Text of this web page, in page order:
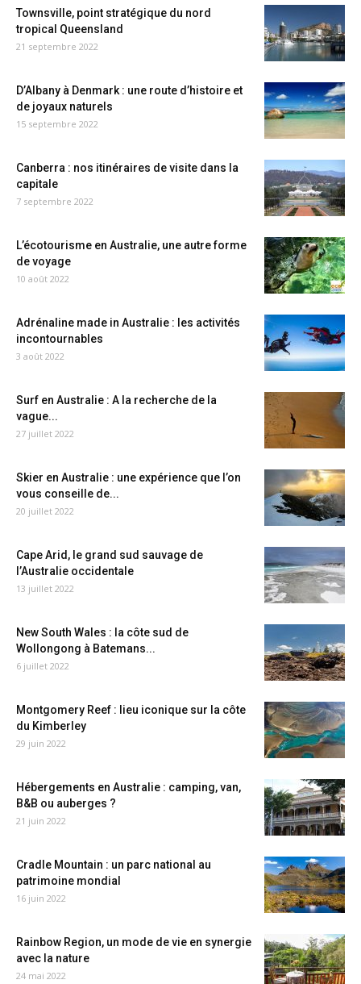
Townsville, point stratégique du nord
tropical Queensland
21 septembre 2022
D’Albany à Denmark : une route d’histoire et
de joyaux naturels
15 septembre 2022
Canberra : nos itinéraires de visite dans la
capitale
7 septembre 2022
L’écotourisme en Australie, une autre forme
de voyage
10 août 2022
Adrénaline made in Australie : les activités
incontournables
3 août 2022
Surf en Australie : A la recherche de la
vague...
27 juillet 2022
Skier en Australie : une expérience que l’on
vous conseille de...
20 juillet 2022
Cape Arid, le grand sud sauvage de
l’Australie occidentale
13 juillet 2022
New South Wales : la côte sud de
Wollongong à Batemans...
6 juillet 2022
Montgomery Reef : lieu iconique sur la côte
du Kimberley
29 juin 2022
Hébergements en Australie : camping, van,
B&B ou auberges ?
21 juin 2022
Cradle Mountain : un parc national au
patrimoine mondial
16 juin 2022
Rainbow Region, un mode de vie en synergie
avec la nature
24 mai 2022